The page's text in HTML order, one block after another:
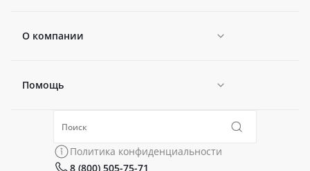
О компании
Новости
Политика конфиденциальности
Помощь
Коллекции
Политика конфиденциальности
8 (800) 505-75-71